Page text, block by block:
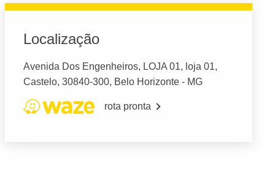
Localização
Avenida Dos Engenheiros, LOJA 01, loja 01,
Castelo, 30840-300, Belo Horizonte - MG
rota pronta